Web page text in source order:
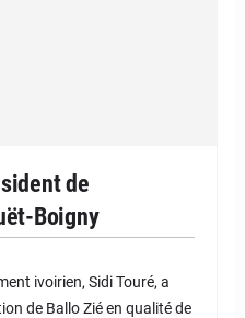
de
Boigny
ivoirien, Sidi Touré, a
de Ballo Zié en qualité de